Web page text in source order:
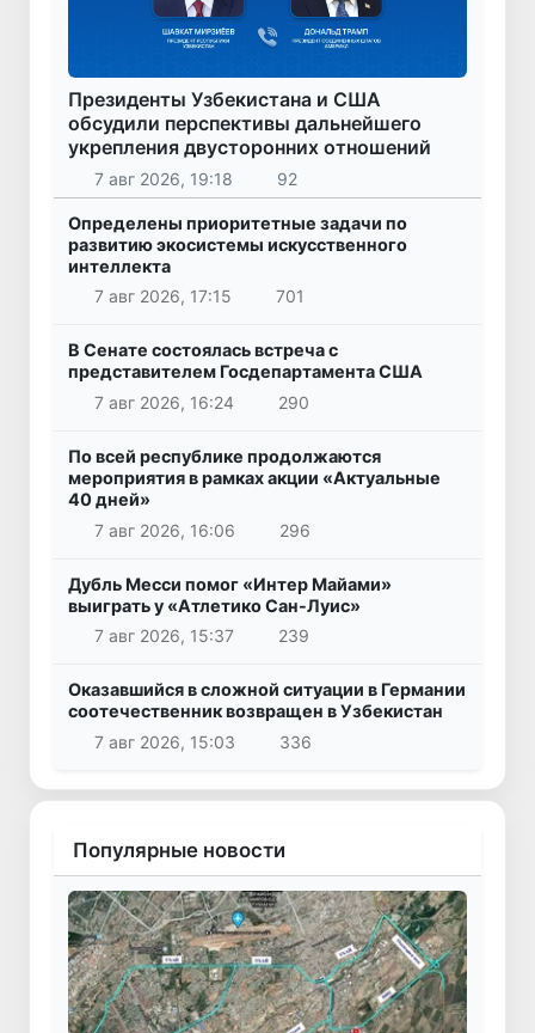
Президенты Узбекистана и США
обсудили перспективы дальнейшего
укрепления двусторонних отношений
7 авг 2026, 19:18 92
Определены приоритетные задачи по
развитию экосистемы искусственного
интеллекта
7 авг 2026, 17:15
701
В Сенате состоялась встреча с
представителем Госдепартамента США
7 авг 2026, 16:24
290
По всей республике продолжаются
мероприятия в рамках акции «Актуальные
40 дней»
7 авг 2026, 16:06
296
Дубль Месси помог «Интер Майами»
выиграть у «Атлетико Сан-Луис»
7 авг 2026, 15:37
239
Оказавшийся в сложной ситуации в Германии
соотечественник возвращен в Узбекистан
7 авг 2026, 15:03
336
Популярные новости